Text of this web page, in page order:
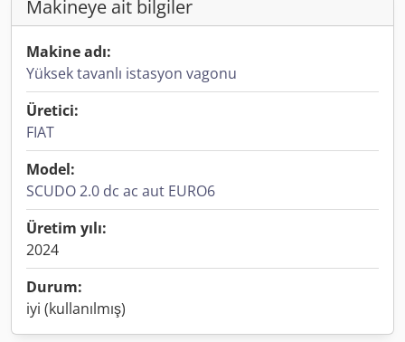
Makineye ait bilgiler
Makine adı:
Yüksek tavanlı istasyon vagonu
Üretici:
FIAT
Model:
SCUDO 2.0 dc ac aut EURO6
Üretim yılı:
2024
Durum:
iyi (kullanılmış)